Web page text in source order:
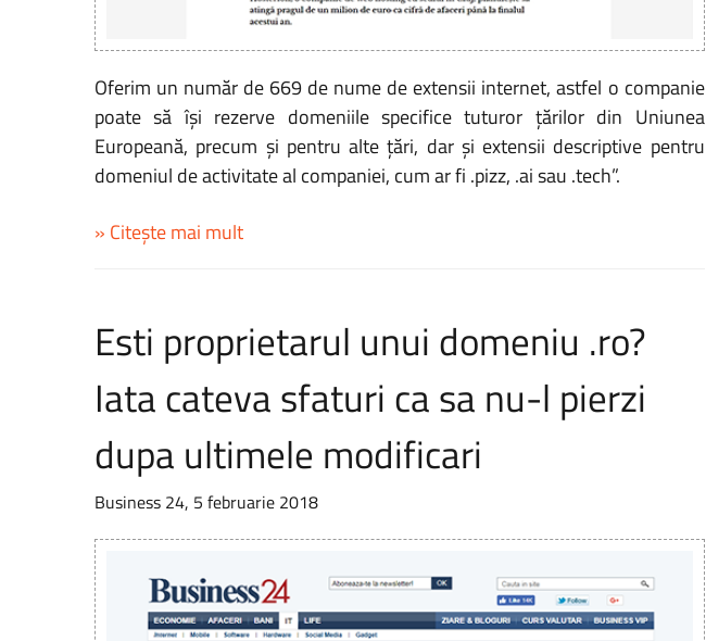
Oferim un număr de 669 de nume de extensii internet, astfel o companie
poate să își rezerve domeniile specifice tuturor țărilor din Uniunea
Europeană, precum și pentru alte țări, dar și extensii descriptive pentru
domeniul de activitate al companiei, cum ar fi .pizz, .ai sau .tech”.
» Citește mai mult
Esti proprietarul unui domeniu .ro?
Iata cateva sfaturi ca sa nu-l pierzi
dupa ultimele modificari
Business 24, 5 februarie 2018